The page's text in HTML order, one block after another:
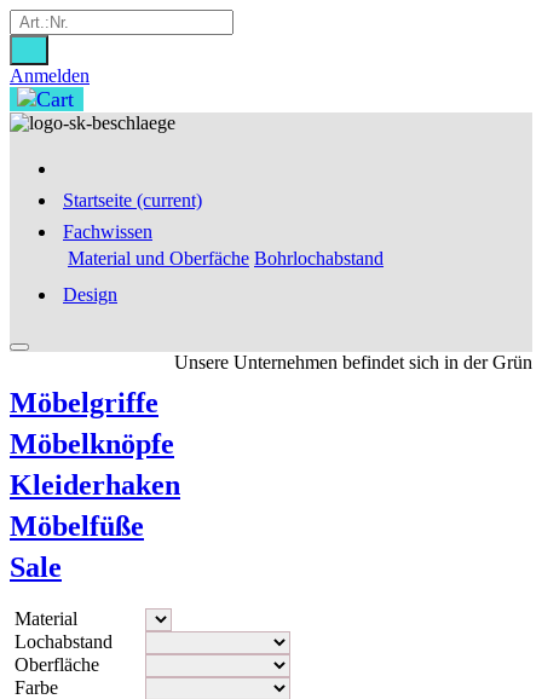
Anmelden
Startseite (current)
Fachwissen
Material und Oberfäche Bohrlochabstand
Design
Unsere Unternehmen befindet sich in der
Möbelgriffe
Möbelknöpfe
Kleiderhaken
Möbelfüße
Sale
Material
Lochabstand
Oberfläche
Farbe